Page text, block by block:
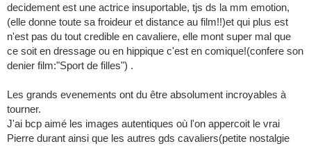
decidement est une actrice insuportable, tjs ds la mm emotion,
(elle donne toute sa froideur et distance au film!!)et qui plus est
n'est pas du tout credible en cavaliere, elle mont super mal que
ce soit en dressage ou en hippique c'est en comique!(confere son
denier film:"Sport de filles") .
Les grands evenements ont du être absolument incroyables à
tourner.
J'ai bcp aimé les images autentiques où l'on appercoit le vrai
Pierre durant ainsi que les autres gds cavaliers(petite nostalgie